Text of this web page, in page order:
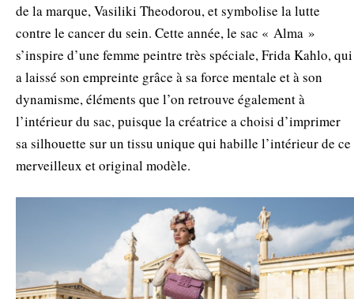
de la marque, Vasiliki Theodorou, et symbolise la lutte
contre le cancer du sein. Cette année, le sac « Alma »
s’inspire d’une femme peintre très spéciale, Frida Kahlo, qui
a laissé son empreinte grâce à sa force mentale et à son
dynamisme, éléments que l’on retrouve également à
l’intérieur du sac, puisque la créatrice a choisi d’imprimer
sa silhouette sur un tissu unique qui habille l’intérieur de ce
merveilleux et original modèle.